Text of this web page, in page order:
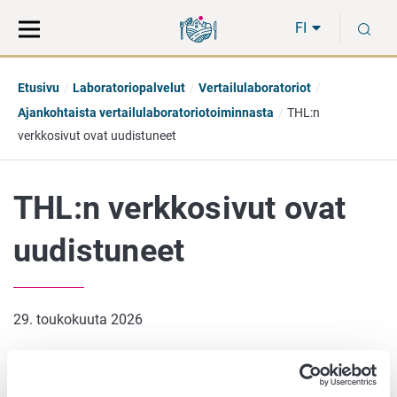
suoraan
sisältöön
koko
sivuston
FI
Etusivu Laboratoriopalvelut
Vertailulaboratoriot
Ajankohtaista vertailulaboratoriotoiminnasta
THL:n
verkkosivut ovat uudistuneet
THL:n verkkosivut ovat
uudistuneet
29. toukokuuta 2026
Terveyden ja hyvinvoinnin laitoksen (THL) verkkosivut
uudistuivat 5.5.2026 ja vanha sivusto on poistunut